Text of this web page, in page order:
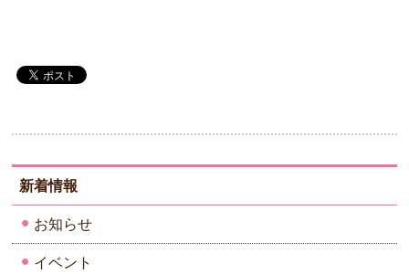
新着情報
お知らせ
イベント